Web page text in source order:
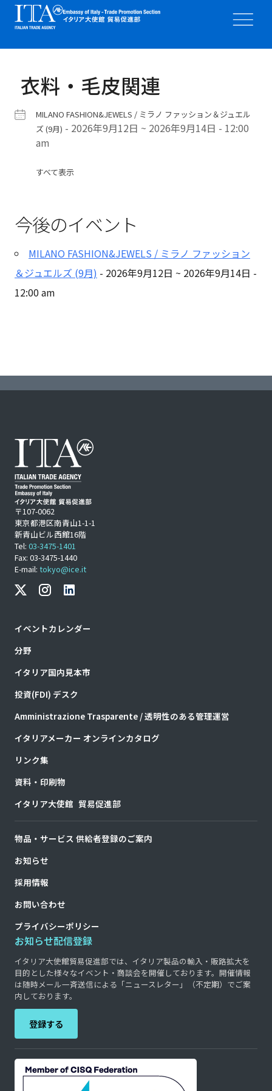
衣料・毛皮関連
MILANO FASHION&JEWELS / ミラノ ファッション＆ジュエル
ズ (9月) - 2026年9月12日 ~ 2026年9月14日 - 12:00
am
すべて表示
今後のイベント
MILANO FASHION&JEWELS / ミラノ ファッション
＆ジュエルズ (9月) - 2026年9月12日 ~ 2026年9月14日 -
12:00 am
〒107-0062
東京都港区南青山1-1-1
新青山ビル西館16階
Tel: 03-3475-1401
Fax: 03-3475-1440
E-mail: tokyo@ice.it
イベントカレンダー
分野
イタリア国内見本市
投資(FDI) デスク
Amministrazione Trasparente / 透明性のある管理運営
イタリアメーカー オンラインカタログ
リンク集
資料・印刷物
イタリア大使館 貿易促進部
物品・サービス 供給者登録のご案内
お知らせ
採用情報
お問い合わせ
プライバシーポリシー
お知らせ配信登録
イタリア大使館貿易促進部では、イタリア製品の輸入・販路拡大を
目的とした様々なイベント・商談会を開催しております。開催情報
は随時メール一斉送信による「ニュースレター」（不定期）でご案
内しております。
登録する